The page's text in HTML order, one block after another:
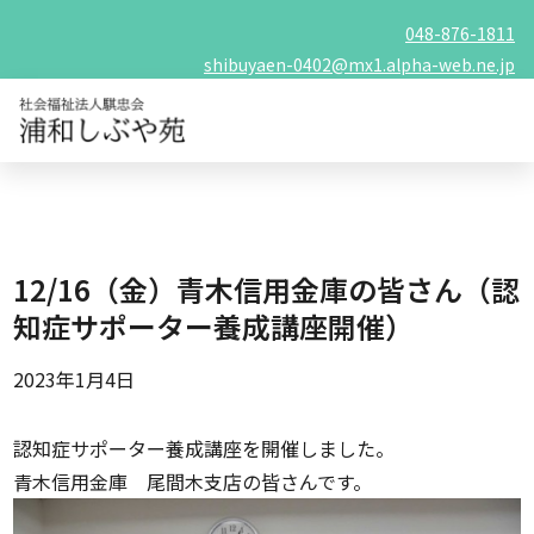
048-876-1811
shibuyaen-0402@mx1.alpha-web.ne.jp
12/16（金）青木信用金庫の皆さん（認
知症サポーター養成講座開催）
2023年1月4日
認知症サポーター養成講座を開催しました。
青木信用金庫 尾間木支店の皆さんです。